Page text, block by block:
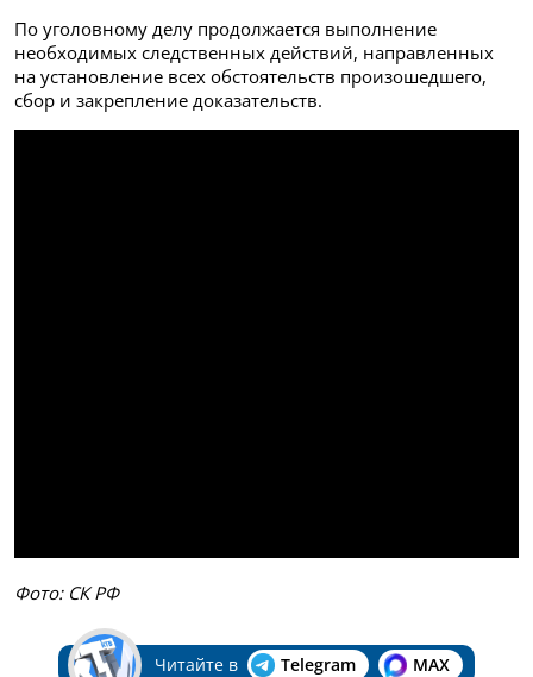
По уголовному делу продолжается выполнение
необходимых следственных действий, направленных
на установление всех обстоятельств произошедшего,
сбор и закрепление доказательств.
Фото: СК РФ
Читайте в Telegram MAX